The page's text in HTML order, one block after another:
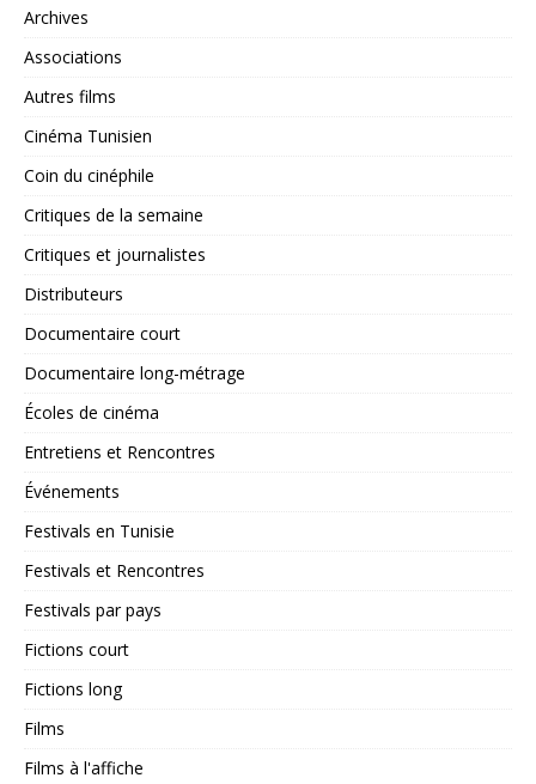
Archives
Associations
Autres films
Cinéma Tunisien
Coin du cinéphile
Critiques de la semaine
Critiques et journalistes
Distributeurs
Documentaire court
Documentaire long-métrage
Écoles de cinéma
Entretiens et Rencontres
Événements
Festivals en Tunisie
Festivals et Rencontres
Festivals par pays
Fictions court
Fictions long
Films
Films à l'affiche